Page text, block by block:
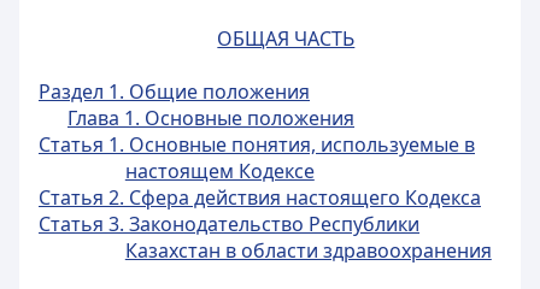
ОБЩАЯ ЧАСТЬ
Раздел 1. Общие положения
Глава 1. Основные положения
Статья 1. Основные понятия, используемые в
настоящем Кодексе
Статья 2. Сфера действия настоящего Кодекса
Статья 3. Законодательство Республики
Казахстан в области здравоохранения